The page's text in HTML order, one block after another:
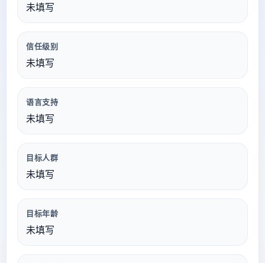
未填写
信任级别
未填写
语言支持
未填写
目标人群
未填写
目标年龄
未填写